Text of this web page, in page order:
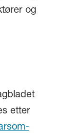
og
etter